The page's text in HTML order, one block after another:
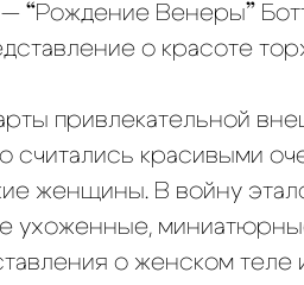
“Рождение Венеры”
о красоте
привлекательной
считались красивыми
женщины. В войну
ухоженные,
о женском теле